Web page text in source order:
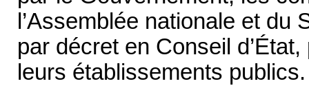
l’Assemblée nationale et
par décret en Conseil
leurs établissements publics.